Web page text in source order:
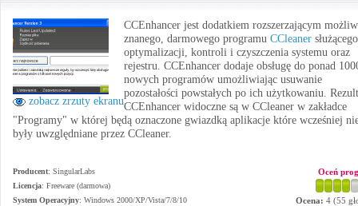
zobacz zrzuty ekranu
CCEnhancer jest dodatkiem rozszerzającym
znanego, darmowego programu CCleaner
optymalizacji, kontroli i czyszczenia systemu oraz
rejestru. CCEnhancer dodaje obsługę do ponad
nowych programów umożliwiając usuwanie
pozostałości powstałych po ich użytkowaniu.
CCEnhancer widoczne są w CCleaner w zakładce
"Programy" w której będą oznaczone gwiazdką aplikacje które wcześniej
były uwzględniane przez CCleaner.
Producent: SingularLabs
Licencja: Freeware (darmowa)
System Operacyjny: Windows 2000/XP/Vista/7/8/10
Oceń
Ocena: 4 (55